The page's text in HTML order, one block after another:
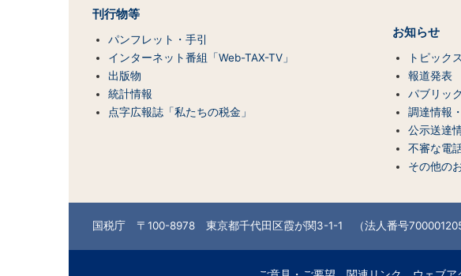
刊行物等
パンフレット・手引
インターネット番組「Web-TAX-TV」
出版物
統計情報
点字広報誌「私たちの税金」
お知らせ
トピック
報道発表
パブリッ
調達情報
公示送達
不審な電
その他の
国税庁 〒100-8978 東京都千代田区霞が関3-1-1 （法人番号